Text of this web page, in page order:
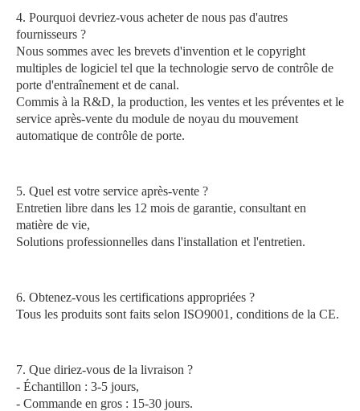
4. Pourquoi devriez-vous acheter de nous pas d'autres
fournisseurs ?
Nous sommes avec les brevets d'invention et le copyright
multiples de logiciel tel que la technologie servo de contrôle de
porte d'entraînement et de canal.
Commis à la R&D, la production, les ventes et les préventes et le
service après-vente du module de noyau du mouvement
automatique de contrôle de porte.
5. Quel est votre service après-vente ?
Entretien libre dans les 12 mois de garantie, consultant en
matière de vie,
Solutions professionnelles dans l'installation et l'entretien.
6. Obtenez-vous les certifications appropriées ?
Tous les produits sont faits selon ISO9001, conditions de la CE.
7. Que diriez-vous de la livraison ?
- Échantillon : 3-5 jours,
- Commande en gros : 15-30 jours.